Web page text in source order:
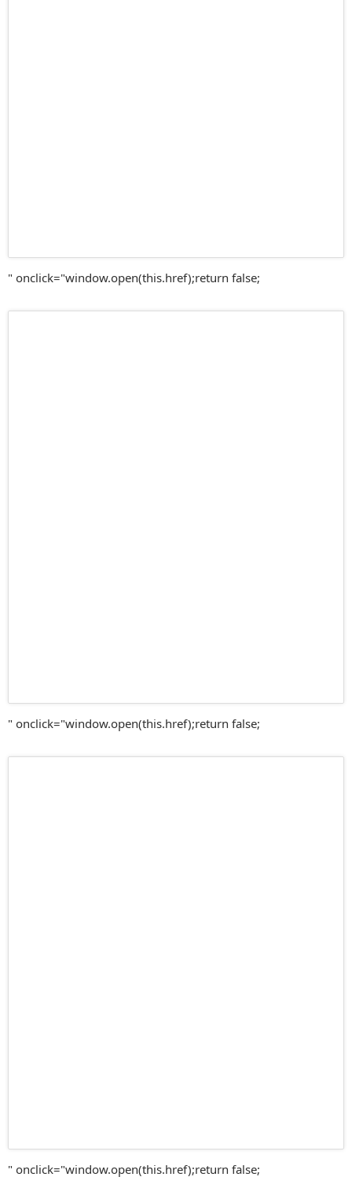
" onclick="window.open(this.href);return false;
" onclick="window.open(this.href);return false;
" onclick="window.open(this.href);return false;